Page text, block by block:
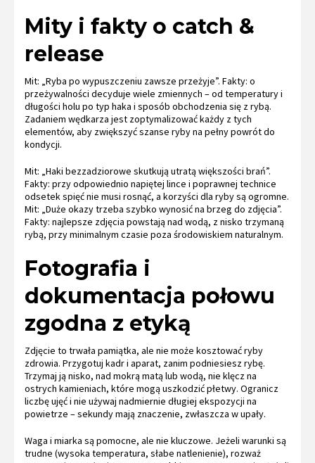
Mity i fakty o catch &
release
Mit: „Ryba po wypuszczeniu zawsze przeżyje”. Fakty: o
przeżywalności decyduje wiele zmiennych – od temperatury i
długości holu po typ haka i sposób obchodzenia się z rybą.
Zadaniem wędkarza jest zoptymalizować każdy z tych
elementów, aby zwiększyć szanse ryby na pełny powrót do
kondycji.
Mit: „Haki bezzadziorowe skutkują utratą większości brań”.
Fakty: przy odpowiednio napiętej lince i poprawnej technice
odsetek spięć nie musi rosnąć, a korzyści dla ryby są ogromne.
Mit: „Duże okazy trzeba szybko wynosić na brzeg do zdjęcia”.
Fakty: najlepsze zdjęcia powstają nad wodą, z nisko trzymaną
rybą, przy minimalnym czasie poza środowiskiem naturalnym.
Fotografia i
dokumentacja połowu
zgodna z etyką
Zdjęcie to trwała pamiątka, ale nie może kosztować ryby
zdrowia. Przygotuj kadr i aparat, zanim podniesiesz rybę.
Trzymaj ją nisko, nad mokrą matą lub wodą, nie klęcz na
ostrych kamieniach, które mogą uszkodzić płetwy. Ogranicz
liczbę ujęć i nie używaj nadmiernie długiej ekspozycji na
powietrze – sekundy mają znaczenie, zwłaszcza w upały.
Waga i miarka są pomocne, ale nie kluczowe. Jeżeli warunki są
trudne (wysoka temperatura, słabe natlenienie), rozważ